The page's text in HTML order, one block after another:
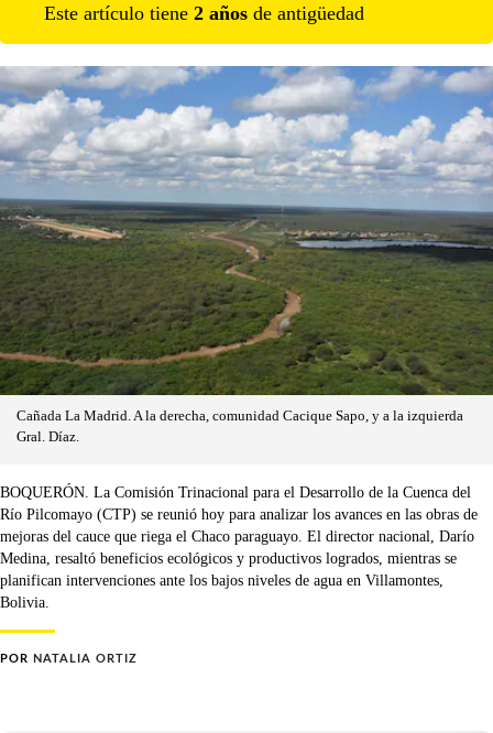
Este artículo tiene 2 años de antigüedad
Cañada La Madrid. A la derecha, comunidad Cacique Sapo, y a la izquierda
Gral. Díaz.
BOQUERÓN. La Comisión Trinacional para el Desarrollo de la Cuenca del
Río Pilcomayo (CTP) se reunió hoy para analizar los avances en las obras de
mejoras del cauce que riega el Chaco paraguayo. El director nacional, Darío
Medina, resaltó beneficios ecológicos y productivos logrados, mientras se
planifican intervenciones ante los bajos niveles de agua en Villamontes,
Bolivia.
POR NATALIA ORTIZ